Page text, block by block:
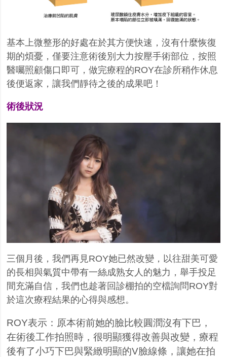
基本上微整形的好處在於其方便快速，沒有什麼恢復
期的煩憂，僅要注意術後別大力按壓手術部位，按照
醫囑照顧傷口即可，做完療程的ROY在診所稍作休息
後便返家，讓我們靜待之後的成果吧！
術後狀況
三個月後，我們再見ROY她已然改變，以往甜美可愛
的長相與氣質中帶有一絲成熟女人的魅力，舉手投足
間充滿自信，我們也趁著回診棚拍的空檔詢問ROY對
於這次療程結果的心得與感想。
ROY表示：原本術前她的臉比較圓潤沒有下巴，
在術後工作拍照時，很明顯獲得改善與改變，療程
後有了小巧下巴與緊緻明顯的V臉線條，讓她在拍